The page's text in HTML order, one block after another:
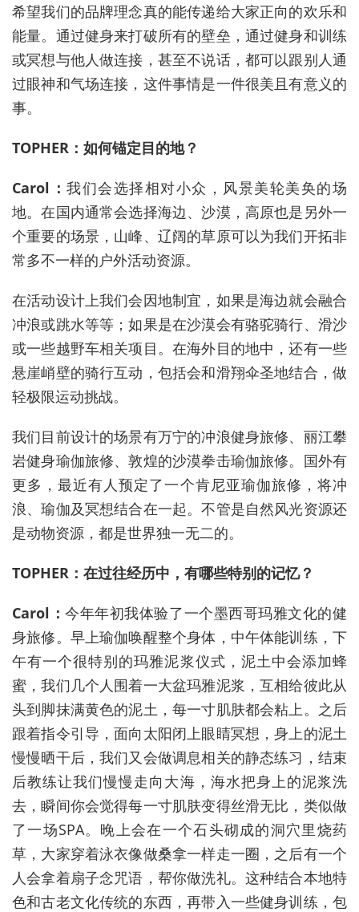
希望我们的品牌理念真的能传递给大家正向的欢乐和
能量。通过健身来打破所有的壁垒，通过健身和训练
或冥想与他人做连接，甚至不说话，都可以跟别人通
过眼神和气场连接，这件事情是一件很美且有意义的
事。
TOPHER：如何锚定目的地？
Carol：我们会选择相对小众，风景美轮美奂的场
地。在国内通常会选择海边、沙漠，高原也是另外一
个重要的场景，山峰、辽阔的草原可以为我们开拓非
常多不一样的户外活动资源。
在活动设计上我们会因地制宜，如果是海边就会融合
冲浪或跳水等等；如果是在沙漠会有骆驼骑行、滑沙
或一些越野车相关项目。在海外目的地中，还有一些
悬崖峭壁的骑行互动，包括会和滑翔伞圣地结合，做
轻极限运动挑战。
我们目前设计的场景有万宁的冲浪健身旅修、丽江攀
岩健身瑜伽旅修、敦煌的沙漠拳击瑜伽旅修。国外有
更多，最近有人预定了一个肯尼亚瑜伽旅修，将冲
浪、瑜伽及冥想结合在一起。不管是自然风光资源还
是动物资源，都是世界独一无二的。
TOPHER：在过往经历中，有哪些特别的记忆？
Carol：今年年初我体验了一个墨西哥玛雅文化的健
身旅修。早上瑜伽唤醒整个身体，中午体能训练，下
午有一个很特别的玛雅泥浆仪式，泥土中会添加蜂
蜜，我们几个人围着一大盆玛雅泥浆，互相给彼此从
头到脚抹满黄色的泥土，每一寸肌肤都会粘上。之后
跟着指令引导，面向太阳闭上眼睛冥想，身上的泥土
慢慢晒干后，我们又会做调息相关的静态练习，结束
后教练让我们慢慢走向大海，海水把身上的泥浆洗
去，瞬间你会觉得每一寸肌肤变得丝滑无比，类似做
了一场SPA。晚上会在一个石头砌成的洞穴里烧药
草，大家穿着泳衣像做桑拿一样走一圈，之后有一个
人会拿着扇子念咒语，帮你做洗礼。这种结合本地特
色和古老文化传统的东西，再带入一些健身训练，包